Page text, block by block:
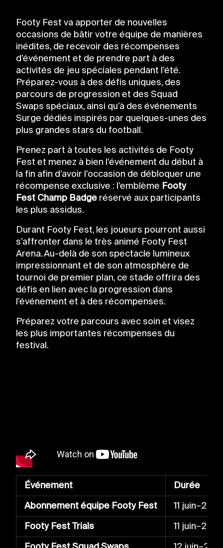
Footy Fest va apporter de nouvelles
occasions de bâtir votre équipe de manières
inédites, de recevoir des récompenses
d’événement et de prendre part à des
activités de jeu spéciales pendant l’été.
Préparez-vous à des défis uniques, des
parcours de progression et des Squad
Swaps spéciaux, ainsi qu’à des événements
Surge dédiés inspirés par quelques-unes des
plus grandes stars du football.
Prenez part à toutes les activités de Footy
Fest et menez à bien l’événement du début à
la fin afin d’avoir l’occasion de débloquer une
récompense exclusive : l’emblème Footy
Fest Champ Badgeréservé aux participants
les plus assidus.
Durant Footy Fest, les joueurs pourront aussi
s’affronter dans le très animé Footy Fest
Arena. Au-delà de son spectacle lumineux
impressionnant et de son atmosphère de
tournoi de premier plan, ce stade offrira des
défis en lien avec la progression dans
l’événement et à des récompenses.
Préparez votre parcours avec soin et visez
les plus importantes récompenses du
festival.
Événement
Durée
Abonnement équipe Footy Fest
11 juin–29
Footy Fest Trials
11 juin–29